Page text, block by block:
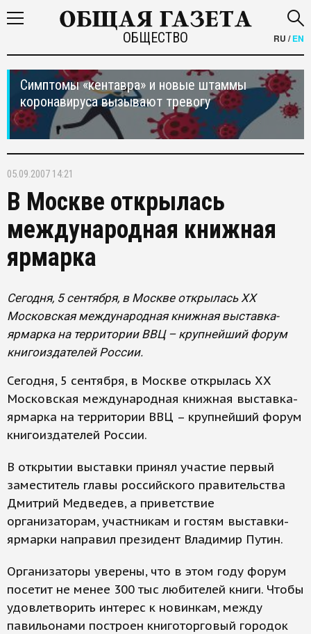
ОБЩЕСТВО RU /EN
Симптомы «кентавра» и новые штаммы
коронавируса вызывают тревогу
05.09.2007 14:21
В Москве открылась
международная книжная
ярмарка
Сегодня, 5 сентября, в Москве открылась XХ
Московская международная книжная выставка-
ярмарка на территории ВВЦ – крупнейший форум
книгоиздателей России.
Сегодня, 5 сентября, в Москве открылась XХ
Московская международная книжная выставка-
ярмарка на территории ВВЦ – крупнейший форум
книгоиздателей России.
В открытии выставки принял участие первый
заместитель главы российского правительства
Дмитрий Медведев, а приветствие
организаторам, участникам и гостям выставки-
ярмарки направил президент Владимир Путин.
Организаторы уверены, что в этом году форум
посетит не менее 300 тыс любителей книги. Чтобы
удовлетворить интерес к новинкам, между
павильонами построен книготорговый городок